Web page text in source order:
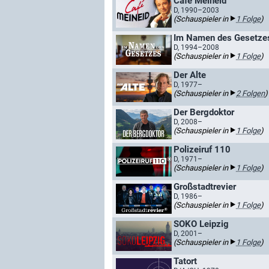
D, 1990–2003
(Schauspieler in 1 Folge)
Im Namen des
D, 1994–2008
(Schauspieler in 1 Folge)
Der Alte
D, 1977–
(Schauspieler in 2 Folgen)
Der Bergdoktor
D, 2008–
(Schauspieler in 1 Folge)
Polizeiruf 110
D, 1971–
(Schauspieler in 1 Folge)
Großstadtrevier
D, 1986–
(Schauspieler in 1 Folge)
SOKO Leipzig
D, 2001–
(Schauspieler in 1 Folge)
Tatort